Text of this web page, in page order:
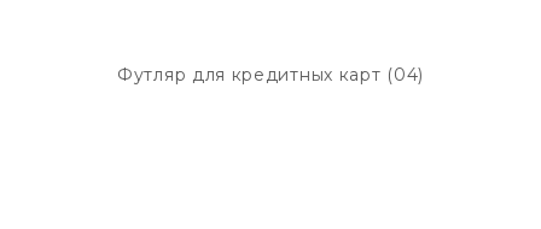
Футляр для кредитных карт (04)